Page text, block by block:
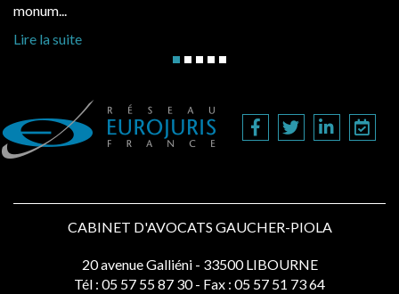
CABINET D'AVOCATS GAUCHER-PIOLA
20 avenue Galliéni - 33500 LIBOURNE
Tél : 05 57 55 87 30 - Fax : 05 57 51 73 64